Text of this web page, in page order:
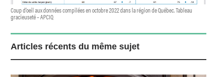
Coup d’oeil aux données compilées en octobre 2022 dans la région de Québec. Tableau
gracieuseté – APCIQ
Articles récents du même sujet